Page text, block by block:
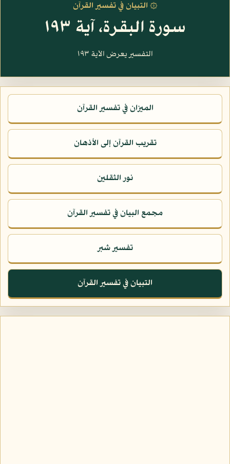
۞ التبيان في تفسير القرآن
سورة البقرة، آية ١٩٣
التفسير يعرض الآية ١٩٣
الميزان في تفسير القرآن
تقريب القرآن إلى الأذهان
نور الثقلين
مجمع البيان في تفسير القرآن
تفسير شبر
التبيان في تفسير القرآن